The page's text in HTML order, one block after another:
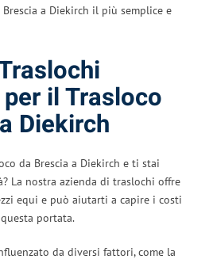
a Diekirch il più semplice e
il Trasloco
Diekirch
da Brescia a Diekirch e ti stai
La nostra azienda di traslochi offre
equi e può aiutarti a capire i costi
portata.
da diversi fattori, come la